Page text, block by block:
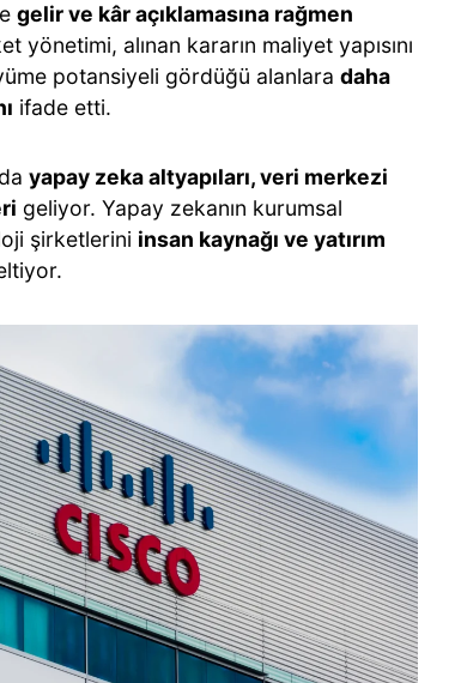
gelir ve kâr açıklamasına rağmen
alınan kararın maliyet yapısını
potansiyeli gördüğü alanlara daha
ifade etti.
yapay zeka altyapıları, veri merkezi
geliyor. Yapay zekanın kurumsal
şirketlerini insan kaynağı ve yatırım